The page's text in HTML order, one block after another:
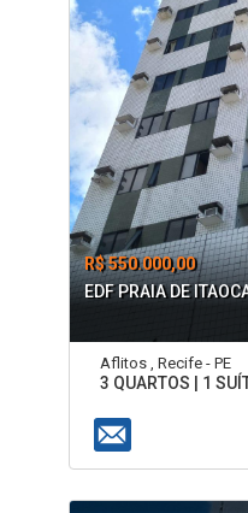
R$ 550.000,00
EDF PRAIA DE
Aflitos , Recife - PE
3 QUARTOS | 1